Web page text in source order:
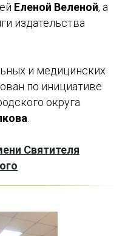
Еленой Веленой, а
издательства
и медицинских
по инициативе
округа
Святителя